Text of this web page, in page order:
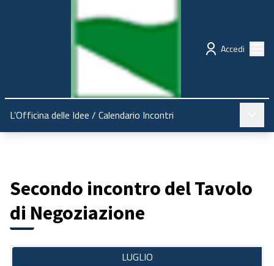
Regione Emilia-Romagna Partecipazione
Accedi
L’Officina delle Idee / Calendario Incontri
Secondo incontro del Tavolo
di Negoziazione
LUGLIO